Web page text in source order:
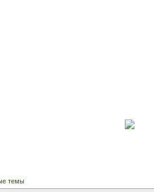
темы